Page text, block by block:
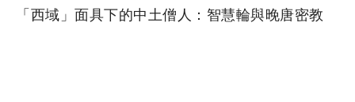
「西域」面具下的中土僧人：智慧輪與晚唐密教